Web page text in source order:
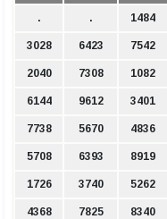
. . 1484
3028 6423 7542
2040 7308 1082
6144 9612 3401
7738 5670 4836
5708 6393 8919
1726 3740 5262
4368 7825 8340